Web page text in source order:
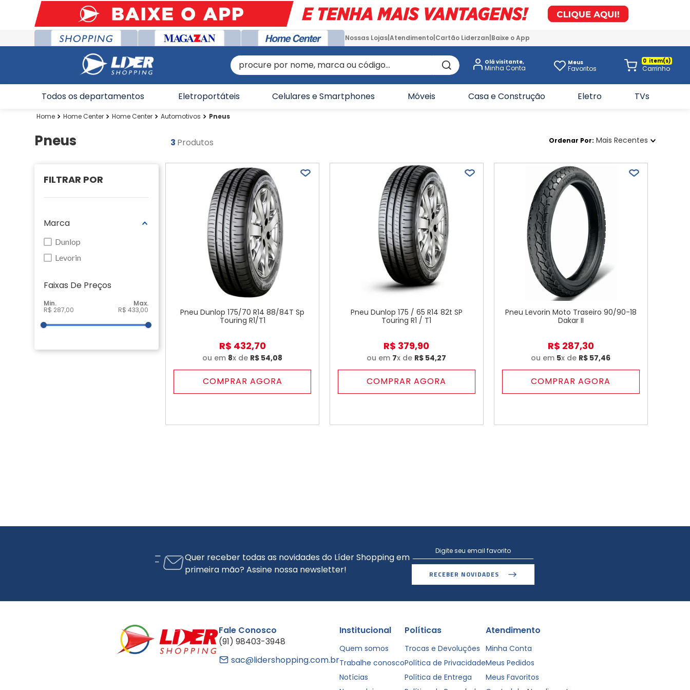
Nossas Lojas Atendimento Cartão Liderzan Baixe o App
procure por nome, marca ou código... Olá visitante, Meus
Favoritos
0
Todos os departamentos Eletroportáteis Celulares e Smartphones Móveis Casa e Construção Eletro TVs
Home Center Home Center Automotivos Pneus
Pneus
Marca
Dunlop
Levorin
Faixas De Preço
R$ 287,00 R$ 433,00
3 Produtos Ordenar Por Mais Recentes
Pneu Dunlop 175/70 R14 88/84T Sp
Touring R1/T1
R$ 432,70
ou em 8x de R$ 54,08
COMPRAR AGORA
Pneu Dunlop 175 / 65 R14 82t SP
Touring R1 / T1
R$ 379,90
ou em 7x de R$ 54,27
COMPRAR AGORA
Pneu Levorin Moto Traseiro 90/90-18
Dakar II
R$ 287,30
ou em 5x de R$ 57,46
COMPRAR AGORA
Quer receber todas as novidades do Líder Shopping em
primeira mão? Assine nossa newsletter!
RECEBER NOVIDADES
Fale Conosco
(91) 98403-3948
sac@lidershopping.com.br
Institucional
Quem somos
Trabalhe conosco
Notícias
Políticas
Trocas e Devoluções
Política de Privacidade
Política de Entrega
Atendimento
Minha Conta
Meus Pedidos
Meus Favoritos